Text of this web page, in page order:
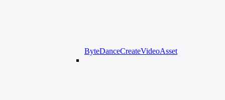
ByteDanceCreateVideoAsset